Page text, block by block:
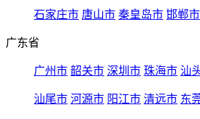
石家庄市 唐山市 秦皇岛市 邯郸市
广东省
广州市 韶关市 深圳市 珠海市 汕
汕尾市 河源市 阳江市 清远市 东